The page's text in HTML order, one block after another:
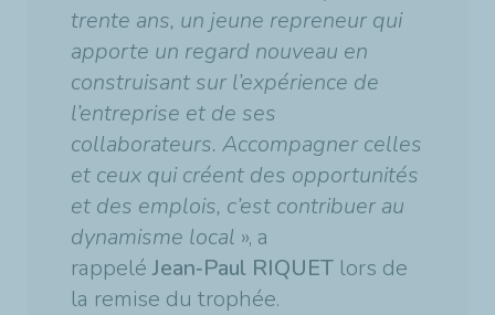
trente ans, un jeune repreneur qui
apporte un regard nouveau en
construisant sur l’expérience de
l’entreprise et de ses
collaborateurs. Accompagner celles
et ceux qui créent des opportunités
et des emplois, c’est contribuer au
dynamisme local », a
rappeléJean‑Paul RIQUET lors de
la remise du trophée.